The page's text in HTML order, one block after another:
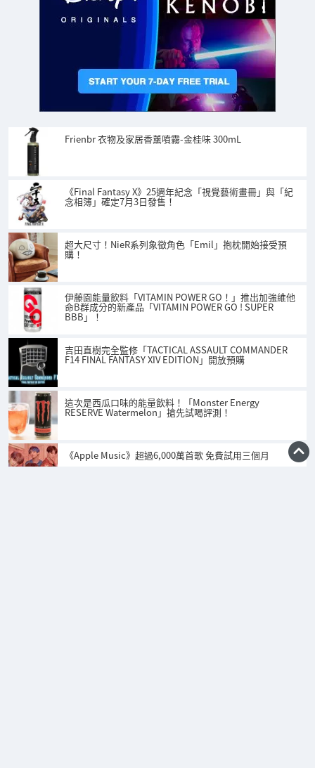
Frienbr 衣物及家居香薰噴霧-金桂味 300mL
《Final Fantasy X》25週年紀念「視覺藝術畫冊」與「紀
念相簿」確定7月3日發售！
超大尺寸！NieR系列象徵角色「Emil」抱枕開始接受預
購！
伊藤園能量飲料「VITAMIN POWER GO！」推出加強維他
命B群成分的新產品「VITAMIN POWER GO ! SUPER
BBB」！
吉田直樹完全監修「TACTICAL ASSAULT COMMANDER
F14 FINAL FANTASY XIV EDITION」開放預購
這次是西瓜口味的能量飲料！「Monster Energy
RESERVE Watermelon」搶先試喝評測！
《Apple Music》超過6,000萬首歌 免費試用三個月